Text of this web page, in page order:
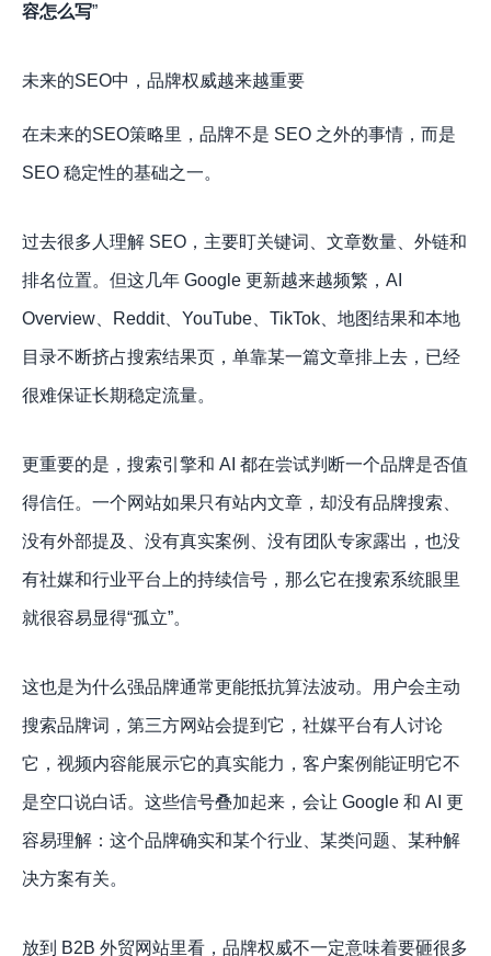
容怎么写”
未来的SEO中，品牌权威越来越重要
在未来的SEO策略里，品牌不是 SEO 之外的事情，而是
SEO 稳定性的基础之一。
过去很多人理解 SEO，主要盯关键词、文章数量、外链和
排名位置。但这几年 Google 更新越来越频繁，AI
Overview、Reddit、YouTube、TikTok、地图结果和本地
目录不断挤占搜索结果页，单靠某一篇文章排上去，已经
很难保证长期稳定流量。
更重要的是，搜索引擎和 AI 都在尝试判断一个品牌是否值
得信任。一个网站如果只有站内文章，却没有品牌搜索、
没有外部提及、没有真实案例、没有团队专家露出，也没
有社媒和行业平台上的持续信号，那么它在搜索系统眼里
就很容易显得“孤立”。
这也是为什么强品牌通常更能抵抗算法波动。用户会主动
搜索品牌词，第三方网站会提到它，社媒平台有人讨论
它，视频内容能展示它的真实能力，客户案例能证明它不
是空口说白话。这些信号叠加起来，会让 Google 和 AI 更
容易理解：这个品牌确实和某个行业、某类问题、某种解
决方案有关。
放到 B2B 外贸网站里看，品牌权威不一定意味着要砸很多